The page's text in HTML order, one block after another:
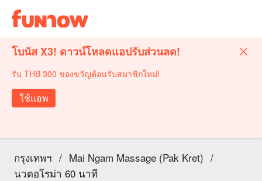
โบนัส X3! ดาวน์โหลดแอปรับส่วนลด!
รับ THB 300 ของขวัญต้อนรับสมาชิกใหม่!
ใช้แอพ
กรุงเทพฯ / Mai Ngam Massage (Pak Kret) /
นวดอโรม่า 60 นาที